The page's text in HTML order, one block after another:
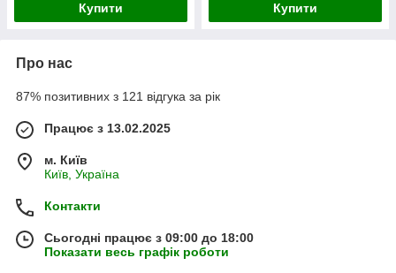
Купити Купити
Про нас
87% позитивних з 121 відгука за рік
Працює з 13.02.2025
м. Київ
Київ, Україна
Контакти
Сьогодні працює з 09:00 до 18:00
Показати весь графік роботи